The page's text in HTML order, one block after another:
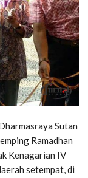
Sutan
Ramadhan
Kenagarian IV
setempat, di